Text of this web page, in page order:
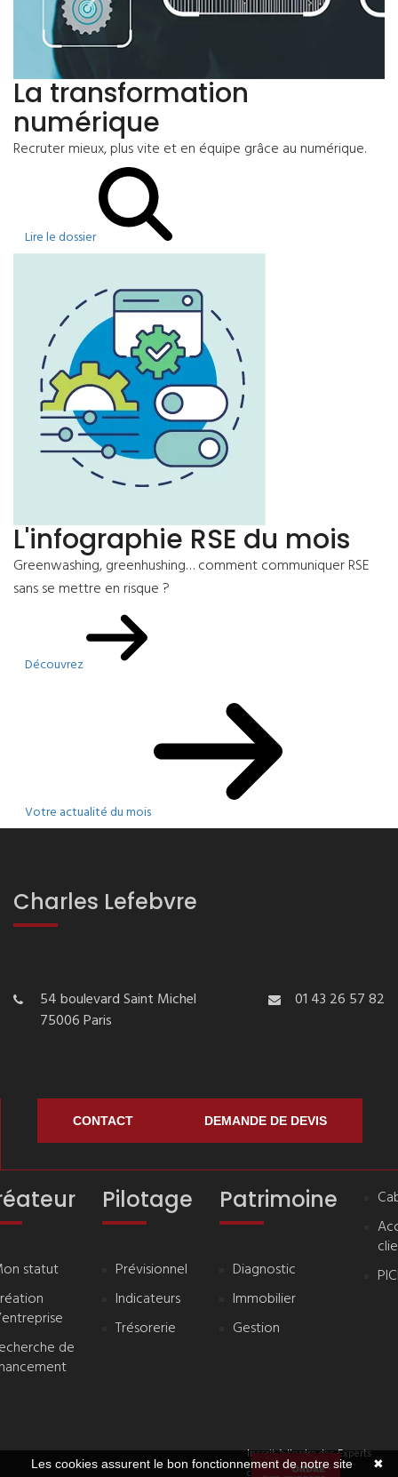
La transformation
numérique
Recruter mieux, plus vite et en équipe grâce au numérique.
Lire le dossier
L'infographie RSE du mois
Greenwashing, greenhushing… comment communiquer RSE
sans se mettre en risque ?
Découvrez
Votre actualité du mois
Charles Lefebvre
54 boulevard Saint Michel
75006 Paris
01 43 26 57 82
CONTACT DEMANDE DE DEVIS
statut
de
Pilotage
Prévisionnel
Indicateurs
Trésorerie
Patrimoine
Diagnostic
Immobilier
Gestion
Inscrit à l'ordre des Experts
✖
Les cookies assurent le bon fonctionnement de notre site